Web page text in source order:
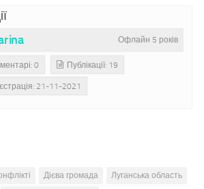
Офлайн 5 років
0 Публікації: 19
21-11-2021
Дієва громада
Луганська область